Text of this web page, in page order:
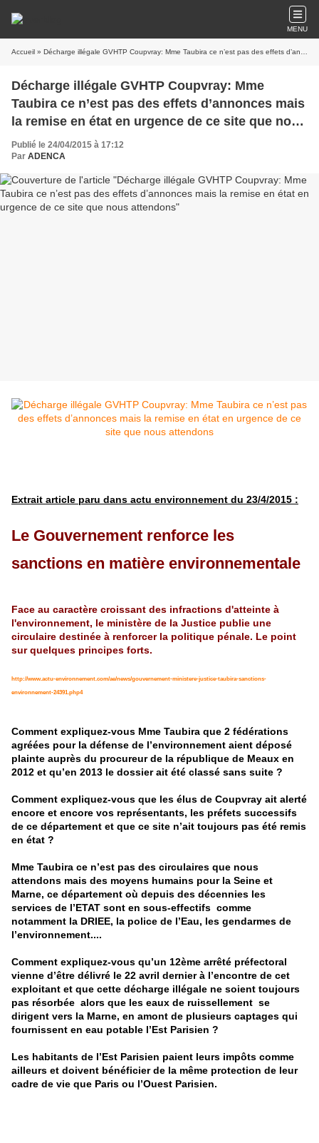
MENU
Accueil » Décharge illégale GVHTP Coupvray: Mme Taubira ce n’est pas des effets d’annonces mais la remise en état en urgence de ce site que nous attendons
Décharge illégale GVHTP Coupvray: Mme
Taubira ce n’est pas des effets d’annonces mais
la remise en état en urgence de ce site que nous
attendons
Publié le 24/04/2015 à 17:12
Par ADENCA
Extrait article paru dans actu environnement du 23/4/2015 :
Le Gouvernement renforce les
sanctions en matière environnementale
Face au caractère croissant des infractions d'atteinte à
l'environnement, le ministère de la Justice publie une
circulaire destinée à renforcer la politique pénale. Le point
sur quelques principes forts.
http://www.actu-environnement.com/ae/news/gouvernement-ministere-justice-taubira-sanctions-
environnement-24391.php4
Comment expliquez-vous Mme Taubira que 2 fédérations
agréées pour la défense de l’environnement aient déposé
plainte auprès du procureur de la république de Meaux en
2012 et qu’en 2013 le dossier ait été classé sans suite ?
Comment expliquez-vous que les élus de Coupvray ait alerté
encore et encore vos représentants, les préfets successifs
de ce département et que ce site n’ait toujours pas été remis
en état ?
Mme Taubira ce n’est pas des circulaires que nous
attendons mais des moyens humains pour la Seine et
Marne, ce département où depuis des décennies les
services de l’ETAT sont en sous-effectifs comme
notamment la DRIEE, la police de l’Eau, les gendarmes de
l’environnement....
Comment expliquez-vous qu’un 12ème arrêté préfectoral
vienne d’être délivré le 22 avril dernier à l’encontre de cet
exploitant et que cette décharge illégale ne soient toujours
pas résorbée alors que les eaux de ruissellement se
dirigent vers la Marne, en amont de plusieurs captages qui
fournissent en eau potable l’Est Parisien ?
Les habitants de l’Est Parisien paient leurs impôts comme
ailleurs et doivent bénéficier de la même protection de leur
cadre de vie que Paris ou l’Ouest Parisien.